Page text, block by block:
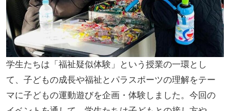
学生たちは「福祉疑似体験」という授業の一環とし
て、子どもの成長や福祉とパラスポーツの理解をテー
マに子どもの運動遊びを企画・体験しました。今回の